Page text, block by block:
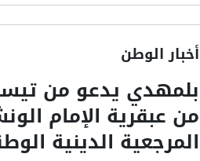
أخبار الوطن
بلمهدي يدعو من
من عبقرية الإمام
المرجعية الدينية